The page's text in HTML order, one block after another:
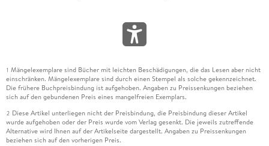
1 Mängelexemplare sind Bücher mit leichten Beschädigungen, die das Lesen aber nicht
einschränken. Mängelexemplare sind durch einen Stempel als solche gekennzeichnet.
Die frühere Buchpreisbindung ist aufgehoben. Angaben zu Preissenkungen beziehen
sich auf den gebundenen Preis eines mangelfreien Exemplars.
2 Diese Artikel unterliegen nicht der Preisbindung, die Preisbindung dieser Artikel
wurde aufgehoben oder der Preis wurde vom Verlag gesenkt. Die jeweils zutreffende
Alternative wird Ihnen auf der Artikelseite dargestellt. Angaben zu Preissenkungen
beziehen sich auf den vorherigen Preis.